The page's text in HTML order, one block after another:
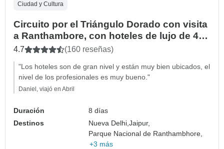
Ciudad y Cultura
Circuito por el Triángulo Dorado con visita
a Ranthambore, con hoteles de lujo de 4
estrellas (en grupo o privado)
4.7 (160 reseñas)
"Los hoteles son de gran nivel y están muy bien ubicados, el
nivel de los profesionales es muy bueno."
Daniel, viajó en Abril
Duración
8 días
Destinos
Nueva Delhi,Jaipur,
Parque Nacional de Ranthambhore,
+3 más